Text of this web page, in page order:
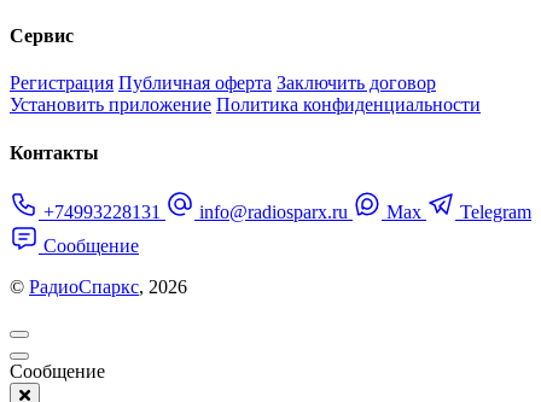
Сервис
Регистрация Публичная оферта Заключить договор
Установить приложение Политика конфиденциальности
Контакты
+74993228131 info@radiosparx.ru Max
Telegram
Сообщение
© РадиоСпаркс, 2026
Сообщение